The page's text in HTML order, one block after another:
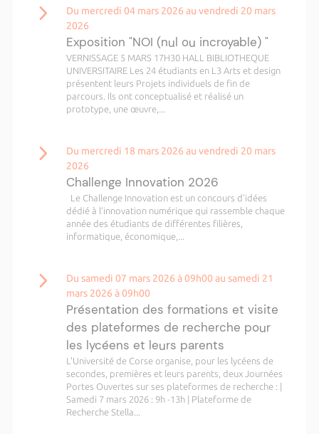
Du mercredi 04 mars 2026 au vendredi 20 mars
2026
Exposition "NOI (nul ou incroyable) "
VERNISSAGE 5 MARS 17H30 HALL BIBLIOTHEQUE
UNIVERSITAIRE Les 24 étudiants en L3 Arts et design
présentent leurs Projets individuels de fin de
parcours. Ils ont conceptualisé et réalisé un
prototype, une œuvre,...
Du mercredi 18 mars 2026 au vendredi 20 mars
2026
Challenge Innovation 2026
Le Challenge Innovation est un concours d’idées
dédié à l’innovation numérique qui rassemble chaque
année des étudiants de différentes filières,
informatique, économique,...
Du samedi 07 mars 2026 à 09h00 au samedi 21
mars 2026 à 09h00
Présentation des formations et visite
des plateformes de recherche pour
les lycéens et leurs parents
L'Université de Corse organise, pour les lycéens de
secondes, premières et leurs parents, deux Journées
Portes Ouvertes sur ses plateformes de recherche : |
Samedi 7 mars 2026 : 9h -13h | Plateforme de
Recherche Stella...